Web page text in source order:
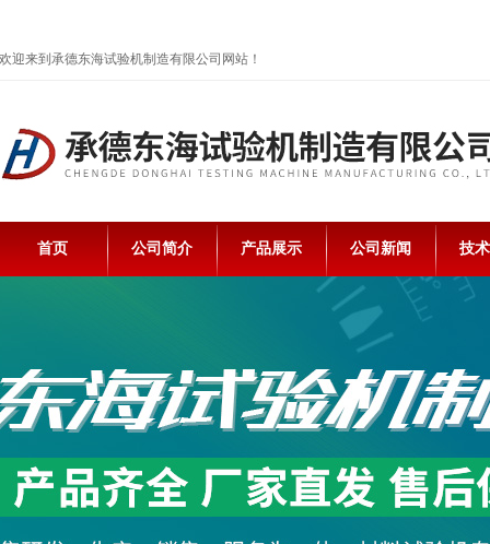
欢迎来到承德东海试验机制造有限公司网站！
首页 公司简介 产品展示 公司新闻 技